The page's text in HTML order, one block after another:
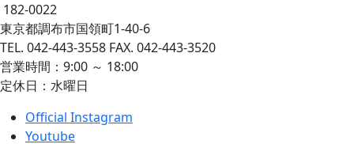
182-0022
東京都調布市国領町1-40-6
TEL. 042-443-3558 FAX. 042-443-3520
営業時間：9:00 ～ 18:00
定休日：水曜日
Official Instagram
Youtube